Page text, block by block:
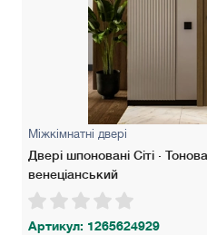
Міжкімнатні двері
Двері шпоновані Сіті ·
венеціанський
Артикул: 1265624929